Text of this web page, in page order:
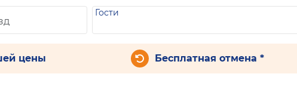
Гости
цены Бесплатная отмена *